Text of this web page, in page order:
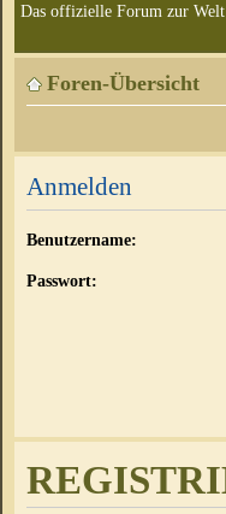
Das offizielle Forum zur
Foren-Übersicht
Anmelden
Benutzername:
Passwort: